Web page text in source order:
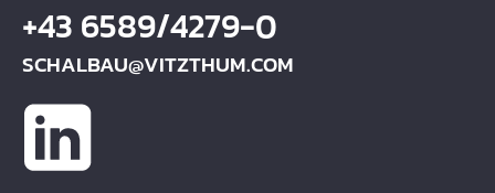
+43 6589/4279-0
SCHALBAU@VITZTHUM.COM